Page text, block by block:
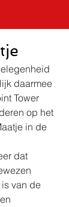
daarmee
Tower
op het
in de
dat
van de